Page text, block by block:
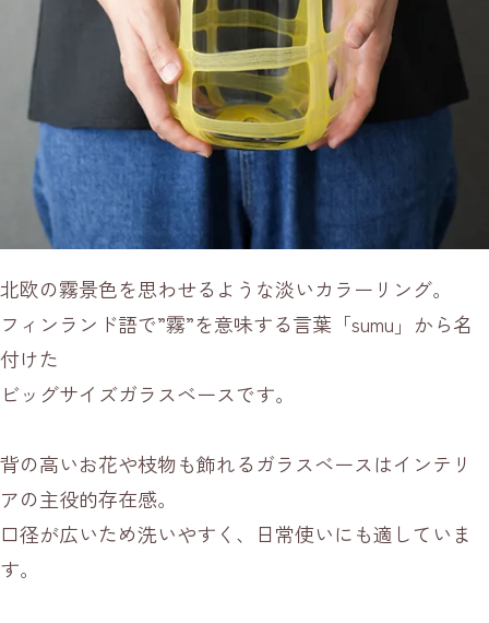
北欧の霧景色を思わせるような淡いカラーリング。
フィンランド語で”霧”を意味する言葉「sumu」から名
付けた
ビッグサイズガラスベースです。
背の高いお花や枝物も飾れるガラスベースはインテリ
アの主役的存在感。
口径が広いため洗いやすく、日常使いにも適していま
す。